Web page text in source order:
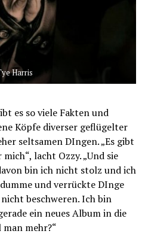
Harris
es so viele Fakten und
Köpfe diverser geflügelter
seltsamen DIngen. „Es gibt
lacht Ozzy. „Und sie
bin ich nicht stolz und ich
und verrückte DInge
beschweren. Ich bin
ein neues Album in die
mehr?“